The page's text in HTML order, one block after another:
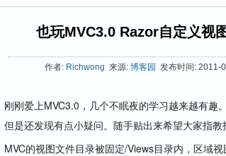
也玩MVC3.0 Razor自定义视
作者: Richwong 来源: 博客园 发布时间: 2011-
刚刚爱上MVC3.0，几个不眠夜的学习越来越有趣
但是还发现有点小疑问。随手贴出来希望大家指教
MVC的视图文件目录被固定/Views目录内，区域